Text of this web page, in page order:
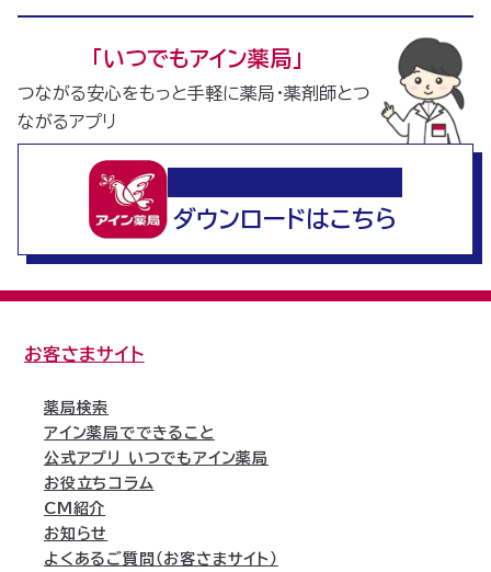
｢いつでもアイン薬局｣
つながる安心をもっと手軽に薬局・薬剤師とつ
ながるアプリ
ダウンロードはこちら
お客さまサイト
薬局検索
アイン薬局でできること
公式アプリ いつでもアイン薬局
お役立ちコラム
CM紹介
お知らせ
よくあるご質問（お客さまサイト）